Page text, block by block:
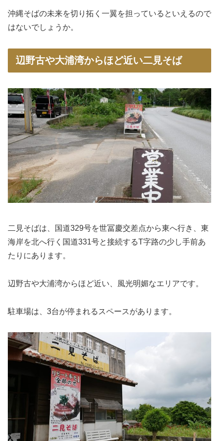
沖縄そばの未来を切り拓く一翼を担っているといえるので
はないでしょうか。
辺野古や大浦湾からほど近い二見そば
二見そばは、国道329号を世冨慶交差点から東へ行き、東
海岸を北へ行く国道331号と接続するT字路の少し手前あ
たりにあります。
辺野古や大浦湾からほど近い、風光明媚なエリアです。
駐車場は、3台が停まれるスペースがあります。